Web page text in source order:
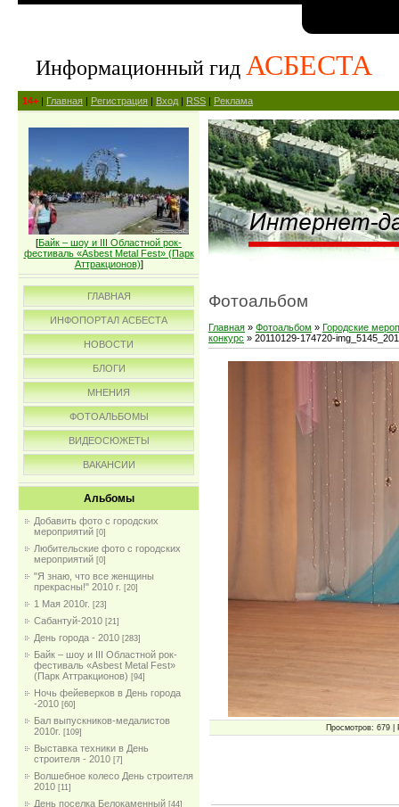
Информационный гид АСБЕСТА
14+ | Главная | Регистрация | Вход | RSS | Реклама
[Байк – шоу и III Областной рок-
фестиваль «Asbest Metal Fest» (Парк
Аттракционов)]
ГЛАВНАЯ
ИНФОПОРТАЛ АСБЕСТА
НОВОСТИ
БЛОГИ
МНЕНИЯ
ФОТОАЛЬБОМЫ
ВИДЕОСЮЖЕТЫ
ВАКАНСИИ
Альбомы
Добавить фото с городских
мероприятий [0]
Любительские фото с городских
мероприятий [0]
"Я знаю, что все женщины
прекрасны!" 2010 г. [20]
1 Мая 2010г. [23]
Сабантуй-2010 [21]
День города - 2010 [283]
Байк – шоу и III Областной рок-
фестиваль «Asbest Metal Fest»
(Парк Аттракционов) [94]
Ночь фейеверков в День города
-2010 [60]
Бал выпускников-медалистов
2010г. [109]
Выставка техники в День
строителя - 2010 [7]
Волшебное колесо День строителя
2010 [11]
День поселка Белокаменный [44]
Фотоальбом
Главная » Фотоальбом » Городские
конкурс » 20110129-174720-
Просмотров: 679 |